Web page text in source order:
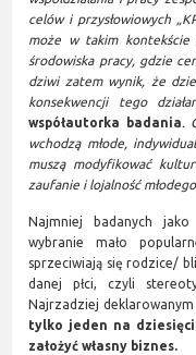
celów i przysłowiowych
może w takim kontekście
środowiska pracy, gdzie
dziwi zatem wynik, że
konsekwencji tego
współautorka badania.
wchodzą młode,
muszą modyfikować
zaufanie i lojalność
Najmniej badanych
wybranie mało
sprzeciwiają się rodzice/
danej płci, czyli
Najrzadziej
tylko jeden na
założyć własny biznes.